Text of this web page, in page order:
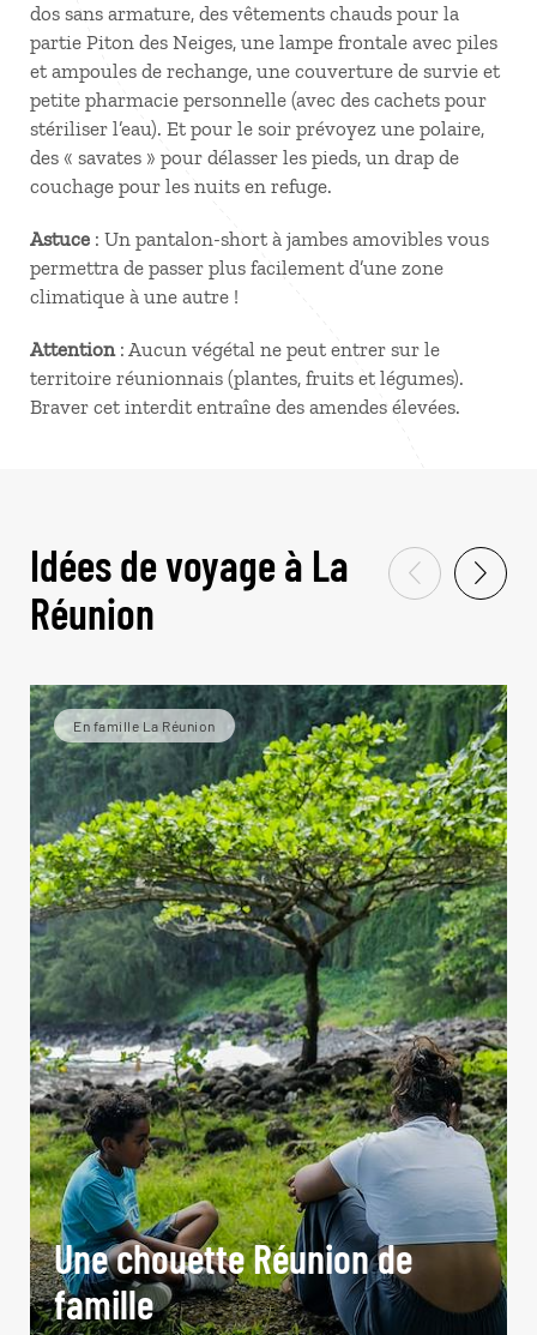
dos sans armature, des vêtements chauds pour la
partie Piton des Neiges, une lampe frontale avec piles
et ampoules de rechange, une couverture de survie et
petite pharmacie personnelle (avec des cachets pour
stériliser l’eau). Et pour le soir prévoyez une polaire,
des « savates » pour délasser les pieds, un drap de
couchage pour les nuits en refuge.
Astuce : Un pantalon-short à jambes amovibles vous
permettra de passer plus facilement d’une zone
climatique à une autre !
Attention: Aucun végétal ne peut entrer sur le
territoire réunionnais (plantes, fruits et légumes).
Braver cet interdit entraîne des amendes élevées.
Idées de voyage à La
Réunion
En famille La Réunion
Une chouette Réunion de
famille